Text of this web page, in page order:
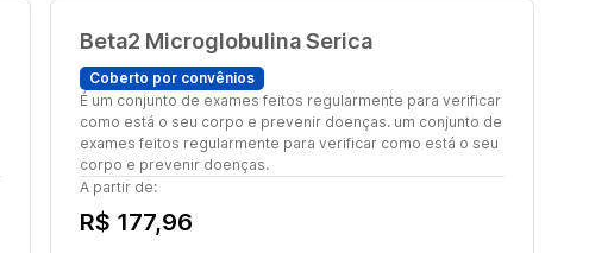
Beta2 Microglobulina Serica
Coberto por convênios
É um conjunto de exames feitos regularmente para verificar
como está o seu corpo e prevenir doenças. um conjunto de
exames feitos regularmente para verificar como está o seu
corpo e prevenir doenças.
A partir de:
R$ 177,96